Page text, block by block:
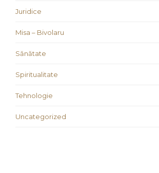
Juridice
Misa – Bivolaru
Sănătate
Spiritualitate
Tehnologie
Uncategorized